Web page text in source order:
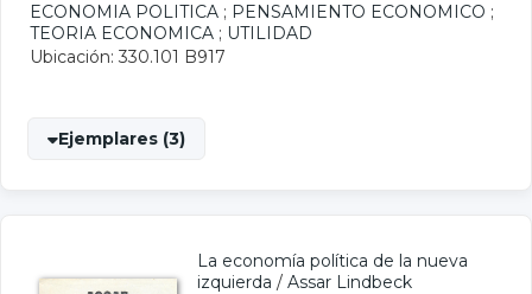
ECONOMIA POLITICA ; PENSAMIENTO ECONOMICO ;
TEORIA ECONOMICA ; UTILIDAD
Ubicación: 330.101 B917
Ejemplares (3)
La economía política de la nueva
izquierda / Assar Lindbeck